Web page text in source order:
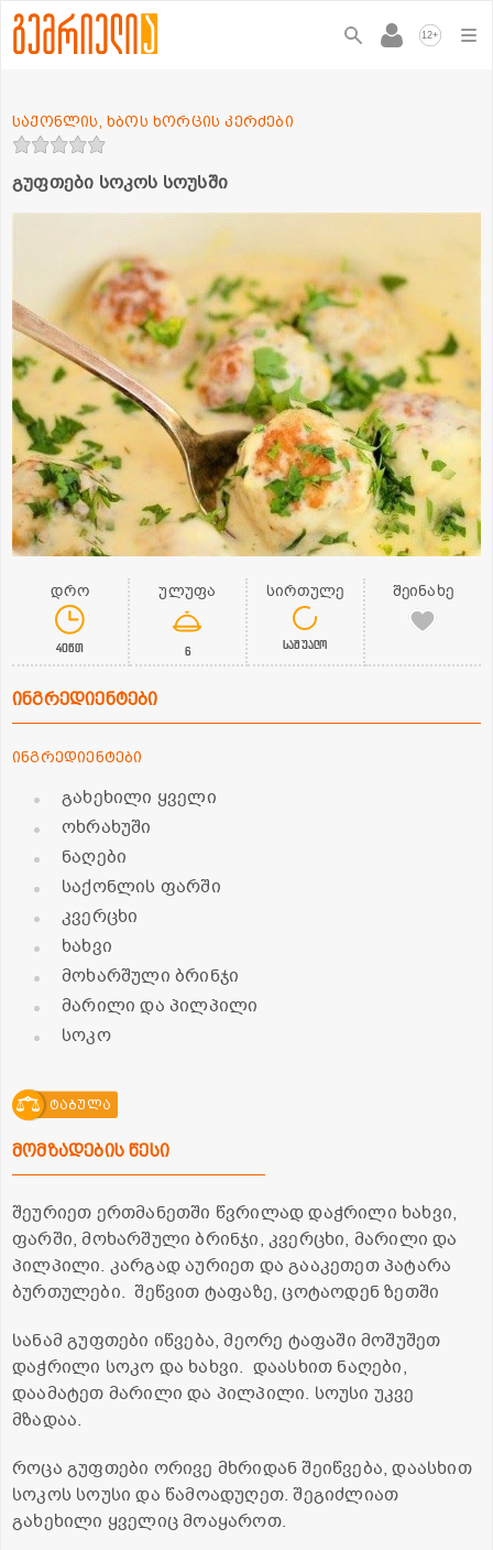
12+
გუფთები სოკოს სოუსში
საქონლის, ხბოს ხორცის კერძები
დრო
40წთ
ულუფა
6
სირთულე
საშუალო
შეინახე
ინგრედიენტები
ინგრედიენტები
გახეხილი ყველი
ოხრახუში
ნაღები
საქონლის ფარში
კვერცხი
ხახვი
მოხარშული ბრინჯი
მარილი და პილპილი
სოკო
ტაბულა
მომზადების წესი
შეურიეთ ერთმანეთში წვრილად დაჭრილი ხახვი,
ფარში, მოხარშული ბრინჯი, კვერცხი, მარილი და
პილპილი. კარგად აურიეთ და გააკეთეთ პატარა
ბურთულები. შეწვით ტაფაზე, ცოტაოდენ ზეთში
სანამ გუფთები იწვება, მეორე ტაფაში მოშუშეთ
დაჭრილი სოკო და ხახვი. დაასხით ნაღები,
დაამატეთ მარილი და პილპილი. სოუსი უკვე
მზადაა.
როცა გუფთები ორივე მხრიდან შეიწვება, დაასხით
სოკოს სოუსი და წამოადუღეთ. შეგიძლიათ
გახეხილი ყველიც მოაყაროთ.